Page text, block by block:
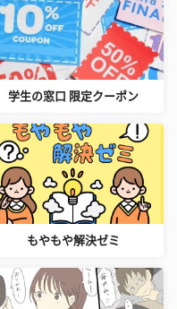
学生の窓口 限定クーポン
もやもや解決ゼミ